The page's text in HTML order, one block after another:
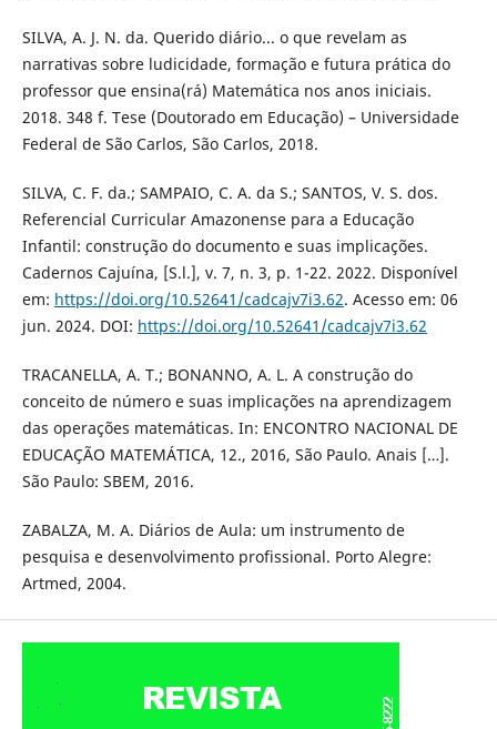
SILVA, A. J. N. da. Querido diário... o que revelam as
narrativas sobre ludicidade, formação e futura prática do
professor que ensina(rá) Matemática nos anos iniciais.
2018. 348 f. Tese (Doutorado em Educação) – Universidade
Federal de São Carlos, São Carlos, 2018.
SILVA, C. F. da.; SAMPAIO, C. A. da S.; SANTOS, V. S. dos.
Referencial Curricular Amazonense para a Educação
Infantil: construção do documento e suas implicações.
Cadernos Cajuína, [S.l.], v. 7, n. 3, p. 1-22. 2022. Disponível
em: https://doi.org/10.52641/cadcajv7i3.62. Acesso em: 06
jun. 2024. DOI: https://doi.org/10.52641/cadcajv7i3.62
TRACANELLA, A. T.; BONANNO, A. L. A construção do
conceito de número e suas implicações na aprendizagem
das operações matemáticas. In: ENCONTRO NACIONAL DE
EDUCAÇÃO MATEMÁTICA, 12., 2016, São Paulo. Anais […].
São Paulo: SBEM, 2016.
ZABALZA, M. A. Diários de Aula: um instrumento de
pesquisa e desenvolvimento profissional. Porto Alegre:
Artmed, 2004.